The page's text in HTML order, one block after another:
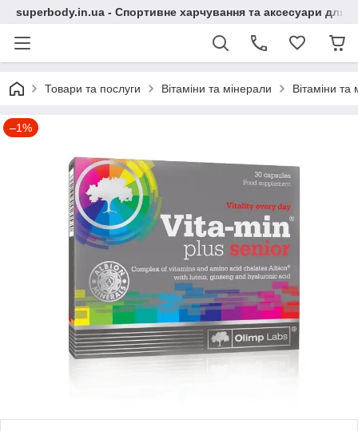
superbody.in.ua - Спортивне харчування та аксесуари для
Товари та послуги Вітаміни та мінерали Вітаміни
–1%